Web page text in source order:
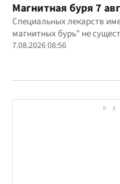
Магнитная буря 7
Специальных лекарств
магнитных бурь" не
7.08.2026 08:56